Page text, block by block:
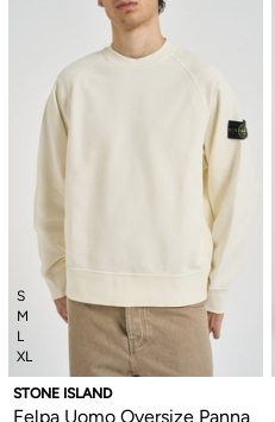
S
M
L
XL
STONE ISLAND
Felpa Uomo Oversize Panna